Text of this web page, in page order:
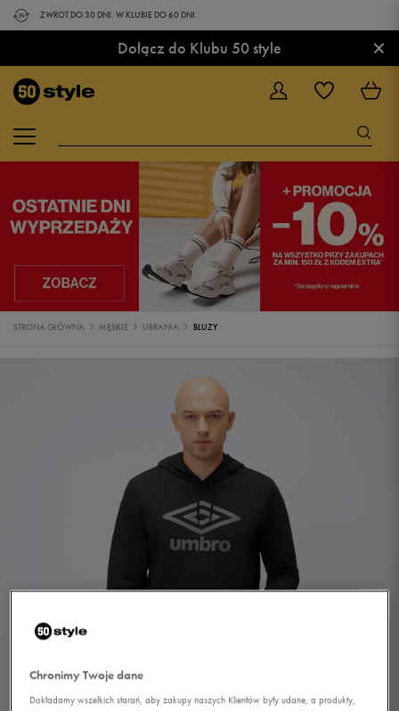
ZWROT DO 30 DNI. W KLUBIE DO 60 DNI.
Dołącz do Klubu 50 style ×
STRONA GŁÓWNA MĘSKIE UBRANIA BLUZY
Chronimy Twoje dane
Dokładamy wszelkich starań, aby zakupy naszych Klientów były udane, a produkty,